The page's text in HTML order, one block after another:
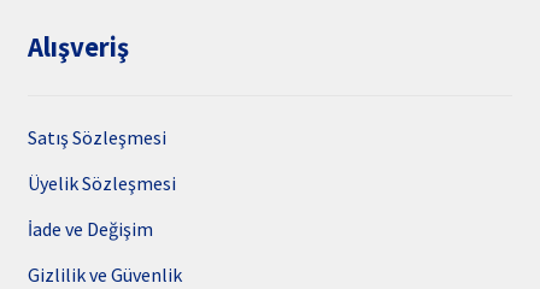
Alışveriş
Satış Sözleşmesi
Üyelik Sözleşmesi
İade ve Değişim
Gizlilik ve Güvenlik